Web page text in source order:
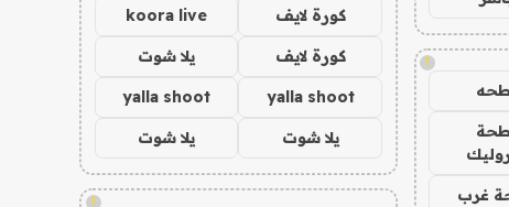
!
غرب
كورة لايف koora live
كورة لايف يلا شوت
yalla shoot
yalla shoot
يلا شوت يلا شوت
!